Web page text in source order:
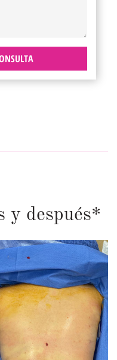
y después*